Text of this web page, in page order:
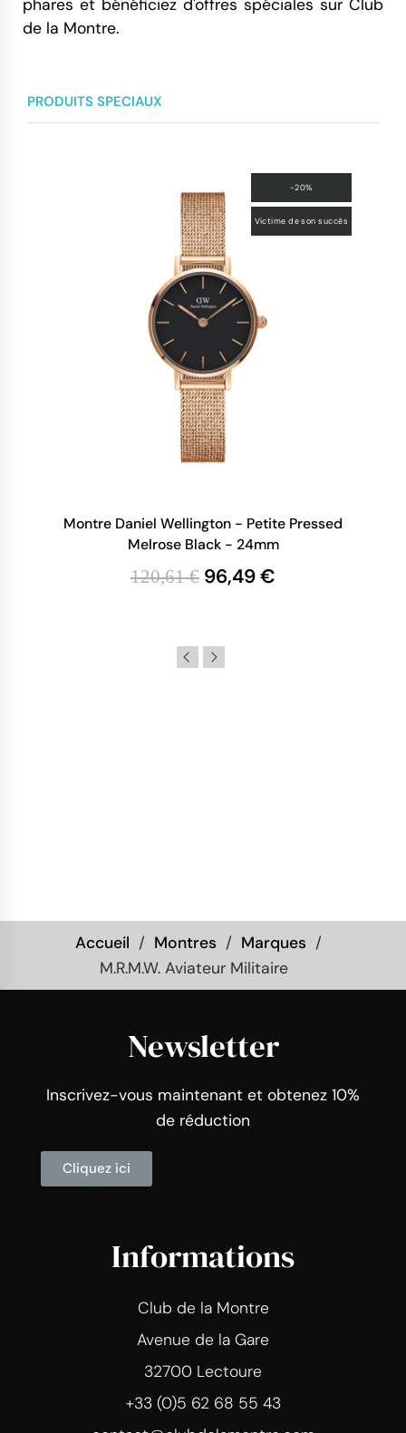
phares et bénéficiez d'offres spéciales sur Club
de la Montre.
PRODUITS SPECIAUX
-20%
Victime de son succès
Montre Daniel Wellington - Petite Pressed
Melrose Black - 24mm
120,61 € 96,49 €
Accueil Montres
Marques
M.R.M.W. Aviateur Militaire
Newsletter
Inscrivez-vous maintenant et obtenez 10%
de réduction
Cliquez ici
Informations
Club de la Montre
Avenue de la Gare
32700 Lectoure
+33 (0)5 62 68 55 43